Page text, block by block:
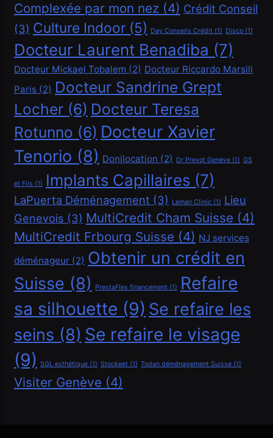
Financement
Demander un crédit de 20000 CHF
Mai 5, 2026
Financement
Demander un crédit de 40000 CHF
Mai 5, 2026
Complexée par mon nez (4) Crédit Conseil
(3) Culture Indoor (5) Day Conseils Crédit (1) Disco (1)
Docteur Laurent Benadiba (7)
Docteur Mickael Tobalem (2) Docteur Riccardo Marsili
Paris (2) Docteur Sandrine Grept
Locher (6) Docteur Teresa
Rotunno (6) Docteur Xavier
Tenorio (8) Donilocation (2) Dr Prevot Genève (1) GS
et Fils (1) Implants Capillaires (7)
LaPuerta Déménagement (3) Leman Clinic (1) Lieu
Genevois (3) MultiCredit Cham Suisse (4)
MultiCredit Frbourg Suisse (4) NJ services
déménageur (2) Obtenir un crédit en
Suisse (8) PrestaFlex financement (1)
Refaire
sa silhouette (9) Se refaire les
seins (8) Se refaire le visage
(9) SGL esthétique (1) Stockeet (1) Todan déménagement Suisse (1)
Visiter Genève (4)